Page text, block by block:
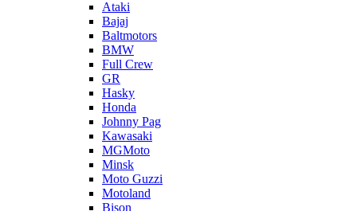
Ataki
Bajaj
Baltmotors
BMW
Full Crew
GR
Hasky
Honda
Johnny Pag
Kawasaki
MGMoto
Minsk
Moto Guzzi
Motoland
Bison